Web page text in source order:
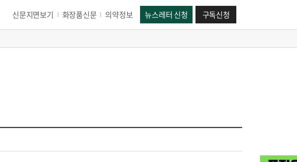
신문지면보기 화장품신문 의약정보 뉴스레터 신청 구독신청